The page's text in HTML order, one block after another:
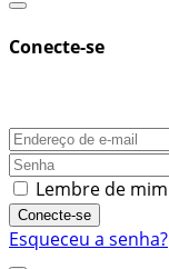
Conecte-se
Lembre de mim
Conecte-se
Esqueceu a senha?